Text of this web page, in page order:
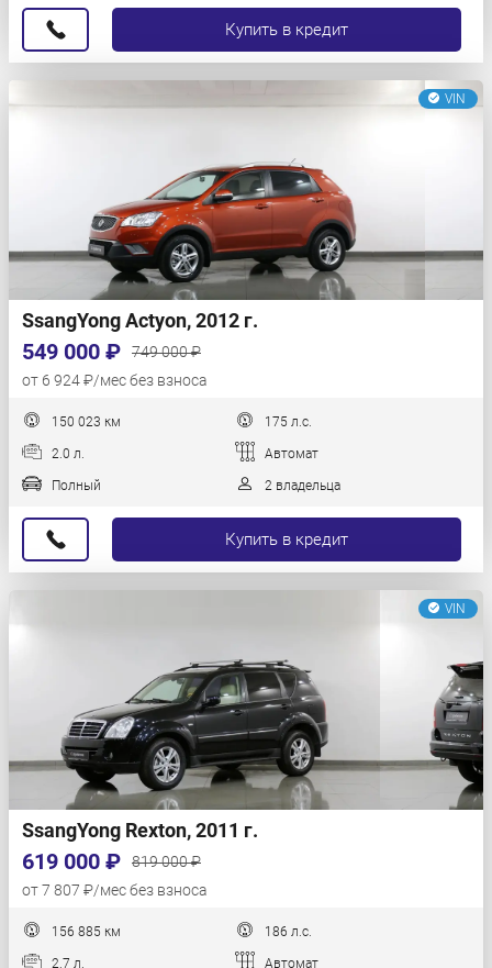
Купить в кредит
VIN
SsangYong Actyon, 2012 г.
549 000 ₽
749 000 ₽
от 6 924 ₽/мес без взноса
150 023 км 175 л.с.
2.0 л. Автомат
Полный 2 владельца
Купить в кредит
VIN
SsangYong Rexton, 2011 г.
619 000 ₽
819 000 ₽
от 7 807 ₽/мес без взноса
156 885 км 186 л.с.
2.7 л. Автомат